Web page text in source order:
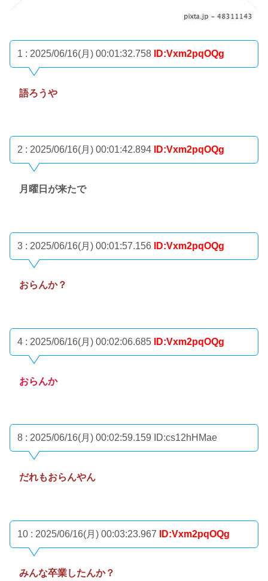
1 : 2025/06/16(月) 00:01:32.758 ID:Vxm2pqOQg
語ろうや
2 : 2025/06/16(月) 00:01:42.894 ID:Vxm2pqOQg
月曜日が来たで
3 : 2025/06/16(月) 00:01:57.156 ID:Vxm2pqOQg
おらんか？
4 : 2025/06/16(月) 00:02:06.685 ID:Vxm2pqOQg
おらんか
8 : 2025/06/16(月) 00:02:59.159 ID:cs12hHMae
だれもおらんやん
10 : 2025/06/16(月) 00:03:23.967 ID:Vxm2pqOQg
みんな卒業したんか？